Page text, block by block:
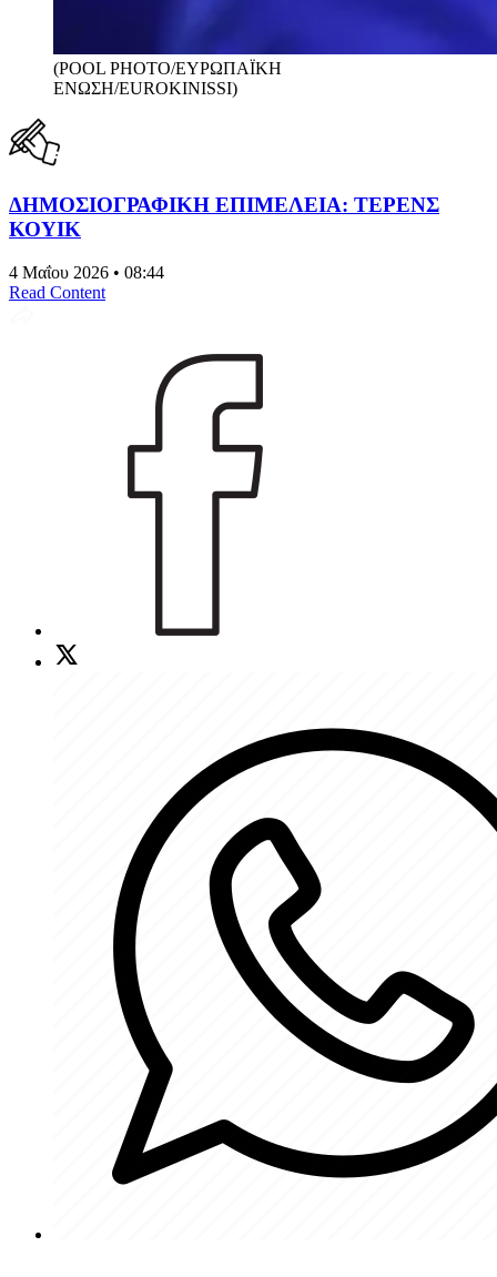
(POOL PHOTO/ΕΥΡΩΠΑΪΚΗ
ΕΝΩΣΗ/EUROKINISSI)
ΔΗΜΟΣΙΟΓΡΑΦΙΚΗ ΕΠΙΜΕΛΕΙΑ: ΤΕΡΕΝΣ
ΚΟΥΙΚ
4 Μαΐου 2026 • 08:44
Read Content